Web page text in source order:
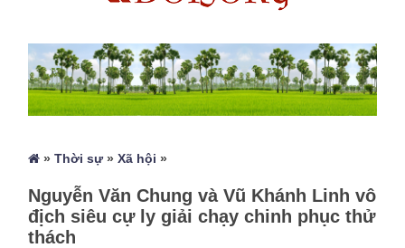
»Thời sự»Xã hội »
Nguyễn Văn Chung và Vũ Khánh Linh vô
địch siêu cự ly giải chạy chinh phục thử
thách